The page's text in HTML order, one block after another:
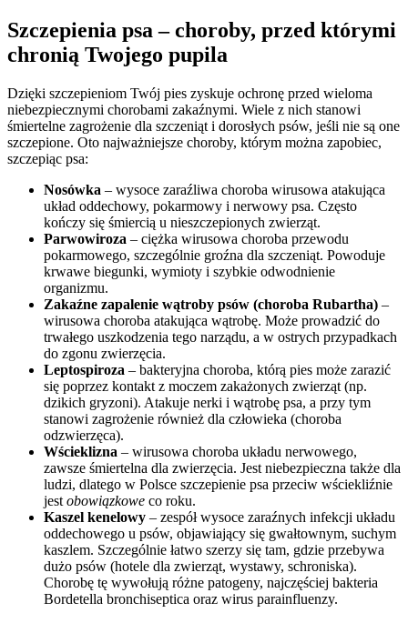
Szczepienia psa – choroby, przed którymi
chronią Twojego pupila
Dzięki szczepieniom Twój pies zyskuje ochronę przed wieloma
niebezpiecznymi chorobami zakaźnymi. Wiele z nich stanowi
śmiertelne zagrożenie dla szczeniąt i dorosłych psów, jeśli nie są one
szczepione. Oto najważniejsze choroby, którym można zapobiec,
szczepiąc psa:
Nosówka – wysoce zaraźliwa choroba wirusowa atakująca
układ oddechowy, pokarmowy i nerwowy psa. Często
kończy się śmiercią u nieszczepionych zwierząt.
Parwowiroza – ciężka wirusowa choroba przewodu
pokarmowego, szczególnie groźna dla szczeniąt. Powoduje
krwawe biegunki, wymioty i szybkie odwodnienie
organizmu.
Zakaźne zapalenie wątroby psów (choroba Rubartha) –
wirusowa choroba atakująca wątrobę. Może prowadzić do
trwałego uszkodzenia tego narządu, a w ostrych przypadkach
do zgonu zwierzęcia.
Leptospiroza – bakteryjna choroba, którą pies może zarazić
się poprzez kontakt z moczem zakażonych zwierząt (np.
dzikich gryzoni). Atakuje nerki i wątrobę psa, a przy tym
stanowi zagrożenie również dla człowieka (choroba
odzwierzęca).
Wścieklizna – wirusowa choroba układu nerwowego,
zawsze śmiertelna dla zwierzęcia. Jest niebezpieczna także dla
ludzi, dlatego w Polsce szczepienie psa przeciw wściekliźnie
jest obowiązkowe co roku.
Kaszel kenelowy – zespół wysoce zaraźnych infekcji układu
oddechowego u psów, objawiający się gwałtownym, suchym
kaszlem. Szczególnie łatwo szerzy się tam, gdzie przebywa
dużo psów (hotele dla zwierząt, wystawy, schroniska).
Chorobę tę wywołują różne patogeny, najczęściej bakteria
Bordetella bronchiseptica oraz wirus parainfluenzy.